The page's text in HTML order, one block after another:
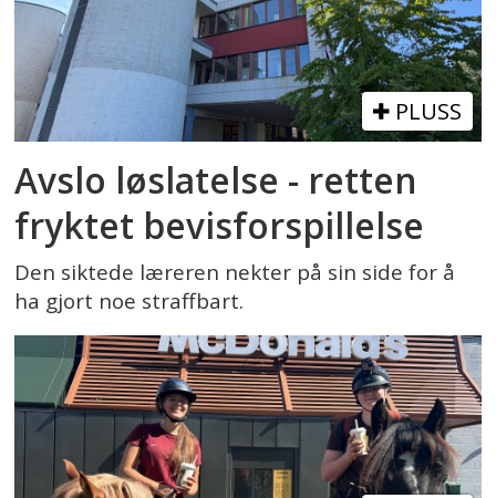
PLUSS
Avslo løslatelse - retten
fryktet bevisforspillelse
Den siktede læreren nekter på sin side for å
ha gjort noe straffbart.